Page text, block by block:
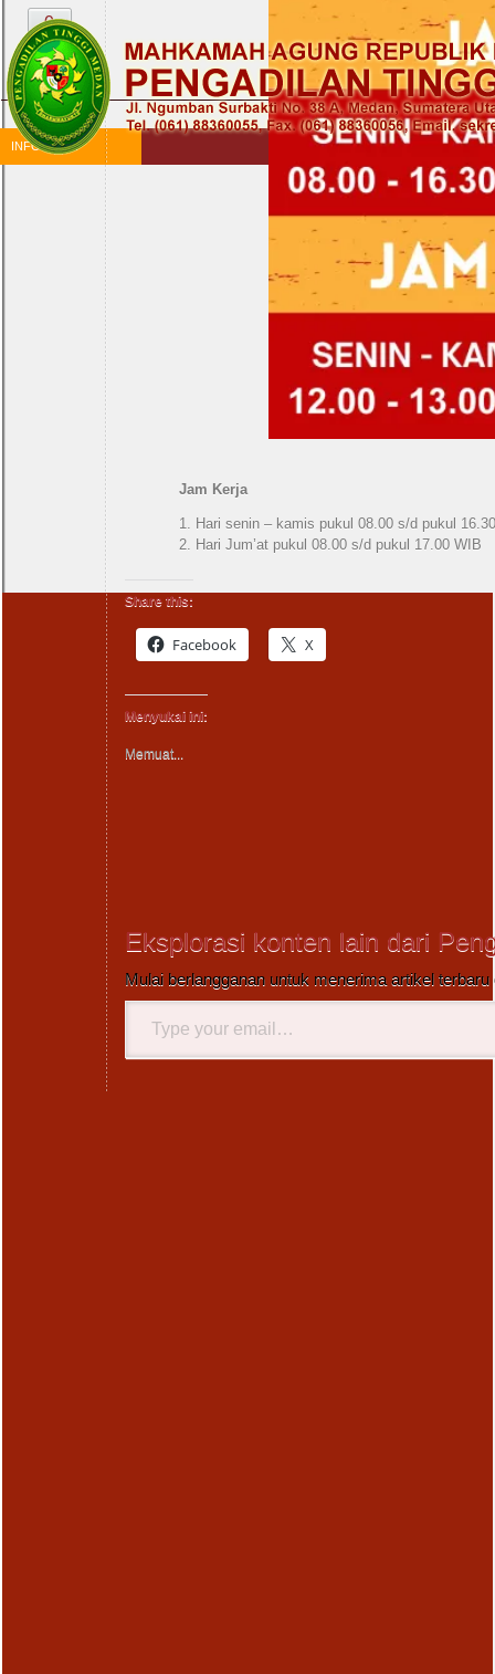
INFORMASI
0
Jam Kerja
1. Hari senin – kamis pukul 08.00 s/d pukul
2. Hari Jum’at pukul 08.00 s/d pukul 17.00 WIB
Share this:
Facebook X
Menyukai ini:
Memuat...
Eksplorasi konten lain dari
Mulai berlangganan untuk menerima artikel terbaru